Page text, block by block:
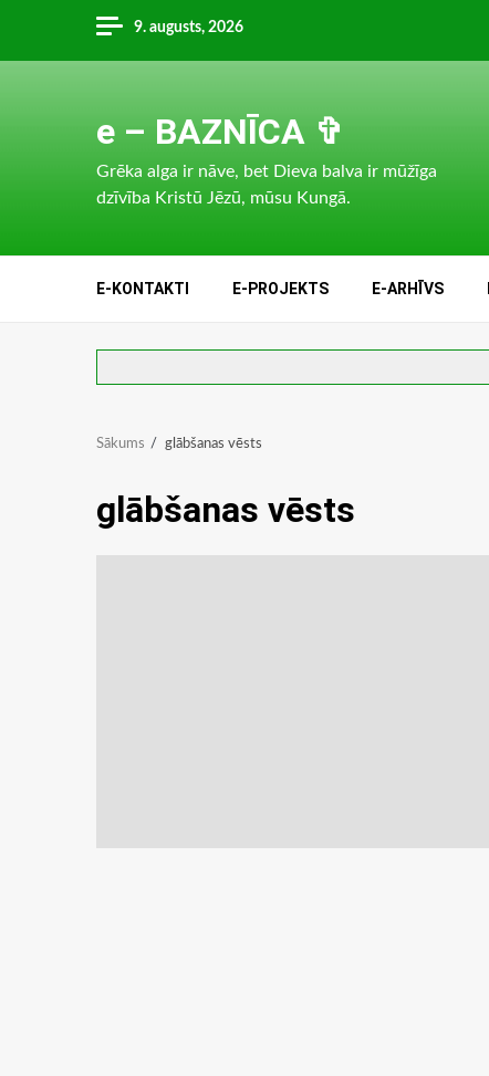
content
9. augusts, 2026
e – BAZNĪCA ✞
Grēka alga ir nāve, bet Dieva balva ir mūžīga
dzīvība Kristū Jēzū, mūsu Kungā.
E-KONTAKTI E-PROJEKTS E-ARHĪVS
Sākums glābšanas vēsts
glābšanas vēsts